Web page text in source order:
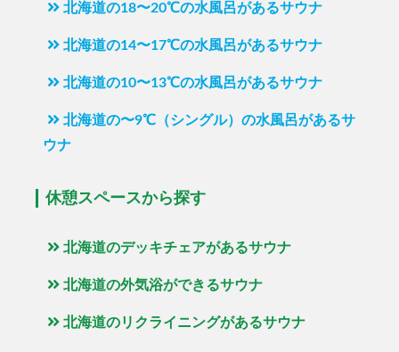
北海道の18〜20℃の水風呂があるサウナ
北海道の14〜17℃の水風呂があるサウナ
北海道の10〜13℃の水風呂があるサウナ
北海道の〜9℃（シングル）の水風呂があるサ
ウナ
休憩スペースから探す
北海道のデッキチェアがあるサウナ
北海道の外気浴ができるサウナ
北海道のリクライニングがあるサウナ